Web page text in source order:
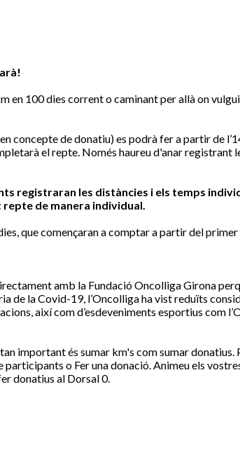
en 100 dies corrent o caminant per allà on
concepte de donatiu) es podrà fer a partir de
el repte. Només haureu d'anar
registraran les distàncies i els temps
de manera individual.
que començaran a comptar a partir del
amb la Fundació Oncolliga Girona
de la Covid-19, l’Oncolliga ha vist reduïts
així com d’esdeveniments esportius com
important és sumar km's com sumar
o Fer una donació. Animeu els
donatius al Dorsal 0.